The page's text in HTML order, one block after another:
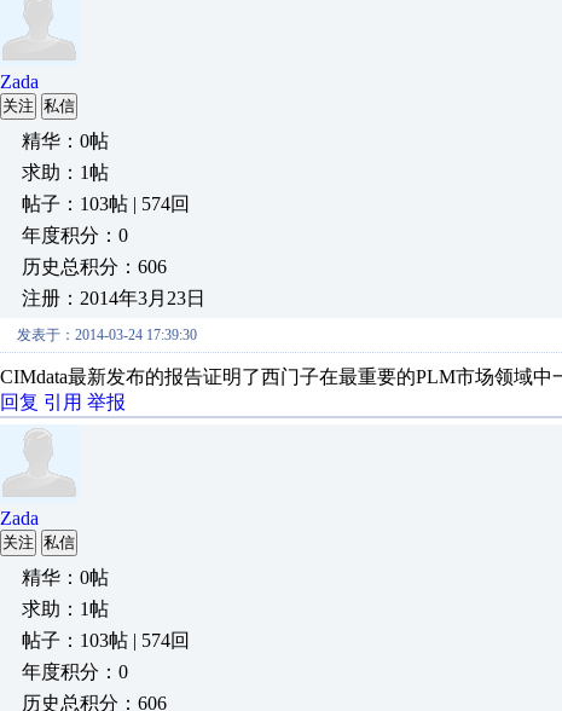
Zada
关注 私信
精华：0帖
求助：1帖
帖子：103帖 | 574回
年度积分：0
历史总积分：606
注册：2014年3月23日
发表于：2014-03-24 17:39:30
CIMdata最新发布的报告证明了西门子在最重要的PLM市场领域中
回复 引用 举报
Zada
关注 私信
精华：0帖
求助：1帖
帖子：103帖 | 574回
年度积分：0
历史总积分：606